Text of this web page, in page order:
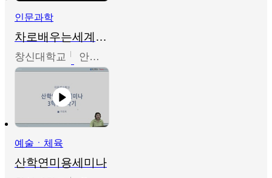
인문과학
차로배우는세계문화
창신대학교 안소영
예술ㆍ체육
산학연미용세미나